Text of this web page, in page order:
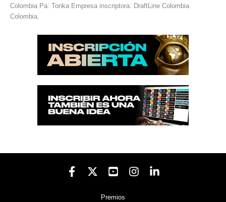
Colombia Pa: Tonka Empresa inscriptora: DraftLine Colombia
Colombia.
Premios